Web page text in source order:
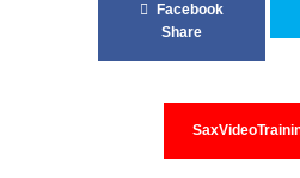
Facebook
Share